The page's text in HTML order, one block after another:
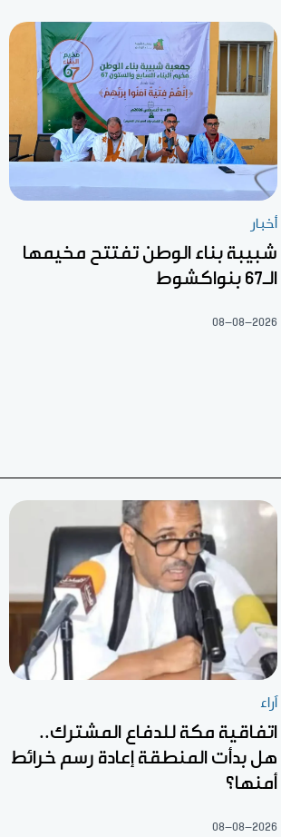
أخبار
شبيبة بناء الوطن تفتتح مخيمها
الـ67 بنواكشوط
08-08-2026
آراء
اتفاقية مكة للدفاع المشترك..
هل بدأت المنطقة إعادة رسم خرائط
أمنها؟
08-08-2026